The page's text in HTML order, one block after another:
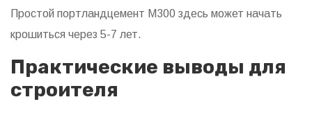
Простой портландцемент М300 здесь может начать
крошиться через 5-7 лет.
Практические выводы для
строителя